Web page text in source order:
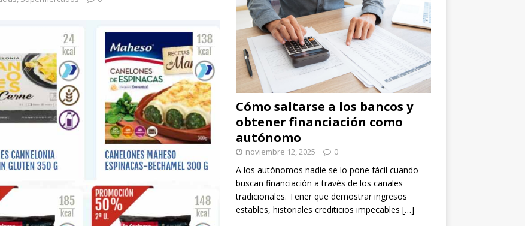
Cómo saltarse a los bancos y
obtener financiación como
autónomo
noviembre 12, 2025 0
A los autónomos nadie se lo pone fácil cuando
buscan financiación a través de los canales
tradicionales. Tener que demostrar ingresos
estables, historiales crediticios impecables […]